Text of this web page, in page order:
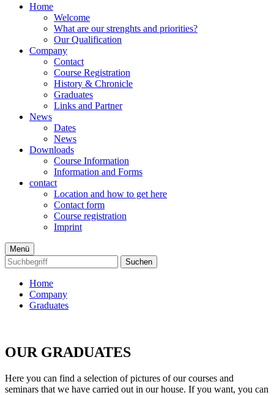
Home
Welcome
What are our strenghts and priorities?
Our Qualification
Company
Contact
Course Registration
History & Chronicle
Graduates
Links and Partner
News
Dates
News
Downloads
Course Information
Information and Forms
contact
Location and how to get here
Contact form
Course registration
Imprint
Menü
Suchen
Home
Company
Graduates
OUR GRADUATES
Here you can find a selection of pictures of our courses and
seminars that we have carried out in our house. If you want, you can